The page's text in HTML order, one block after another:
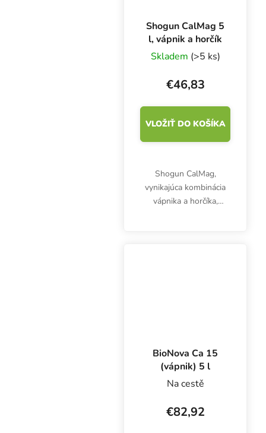
Shogun CalMag 5
l, vápnik a horčík
Skladem (>5 ks)
€46,83
VLOŽIŤ DO KOŠÍKA
Shogun CalMag,
vynikajúca kombinácia
vápnika a horčíka,
BioNova Ca 15
(vápnik) 5 l
Na cestě
€82,92